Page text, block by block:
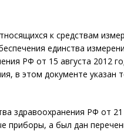
к средствам
единства
РФ от 15 августа 2012
в этом документе
здравоохранения РФ от
приборы, а был дан